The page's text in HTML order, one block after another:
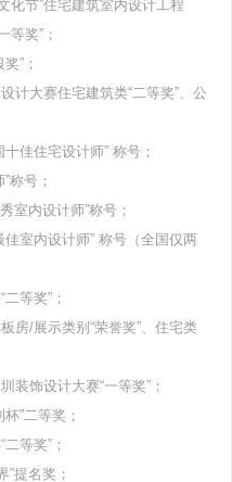
化节”住宅建筑室内设计工程
等奖”；
”；
计大赛住宅建筑类“二等奖”、公
佳住宅设计师” 称号；
称号；
室内设计师”称号；
室内设计师” 称号（全国仅两
等奖”；
房/展示类别“荣誉奖”、住宅类
装饰设计大赛“一等奖”；
”二等奖；
等奖”；
”提名奖；